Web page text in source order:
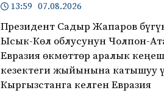
13:59 07.08.2026
Президент Садыр Жапаров
Ысык-Көл облусунун Чолпон-
Евразия өкмөттөр аралык
кезектеги жыйынына катышуу
Кыргызстанга келген Евразия